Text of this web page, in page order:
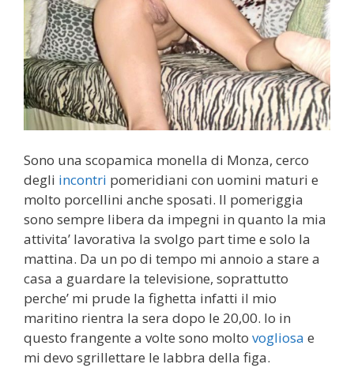
Sono una scopamica monella di Monza, cerco
degli incontri pomeridiani con uomini maturi e
molto porcellini anche sposati. Il pomeriggia
sono sempre libera da impegni in quanto la mia
attivita’ lavorativa la svolgo part time e solo la
mattina. Da un po di tempo mi annoio a stare a
casa a guardare la televisione, soprattutto
perche’ mi prude la fighetta infatti il mio
maritino rientra la sera dopo le 20,00. Io in
questo frangente a volte sono molto vogliosa e
mi devo sgrillettare le labbra della figa.